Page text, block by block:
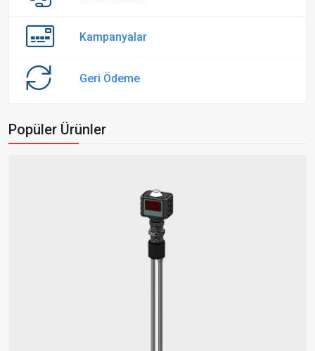
Kampanyalar
Geri Ödeme
Popüler Ürünler